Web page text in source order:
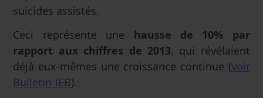
suicides assistés.
Ceci représente une
hausse de 10% par
rapport aux chiffres de 2013, qui révélaient
déjà eux-mêmes une croissance continue (voir
Bulletin IEB).